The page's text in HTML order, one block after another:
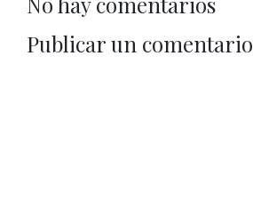
Publicar un comentario